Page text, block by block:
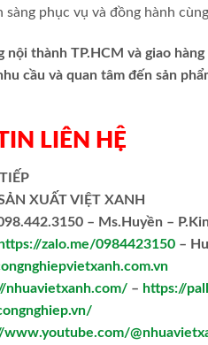
sàng phục vụ và đồng hành
nội thành TP.HCM và giao
cầu và quan tâm đến sản
LIÊN HỆ
XUẤT VIỆT XANH
– Ms.Huyền –
https://zalo.me/0984423150 –
nhuavietxanh.com/ – https://
www.youtube.com/